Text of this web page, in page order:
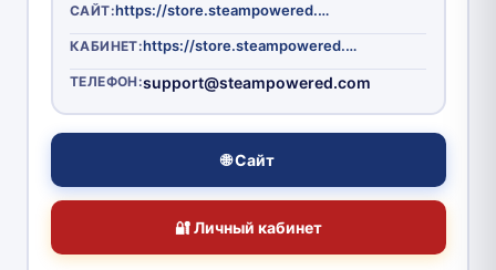
САЙТ: https://store.steampowered.com/
КАБИНЕТ: https://store.steampowered.com/login/?redir=%3Fl%3Drussian&redir_ssl=1&snr=1_4_4__global-header
ТЕЛЕФОН:support@steampowered.com
🌐 Сайт
🔐 Личный кабинет